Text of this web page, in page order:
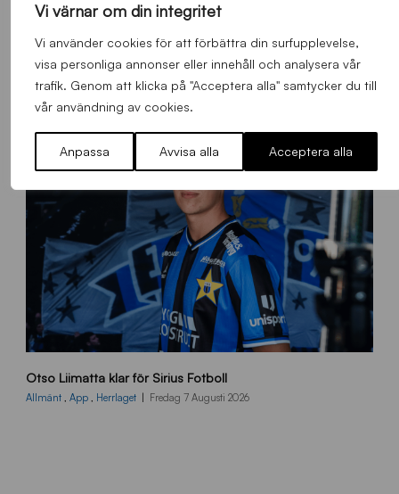
Vi värnar om din integritet
Vi använder cookies för att förbättra din surfupplevelse,
visa personliga annonser eller innehåll och analysera vår
trafik. Genom att klicka på "Acceptera alla" samtycker du till
vår användning av cookies.
Anpassa Avvisa alla Acceptera alla
L
_
Otso Liimatta klar för Sirius Fotboll
Allmänt , App , Herrlaget Fredag 7 Augusti 2026